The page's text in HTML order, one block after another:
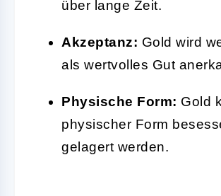
über lange Zeit.
Akzeptanz: Gold wird
als wertvolles Gut
Physische Form: Gold
physischer Form
gelagert werden.